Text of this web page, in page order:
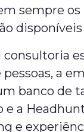
sempre os
consultoria
a
banco de
e a
e